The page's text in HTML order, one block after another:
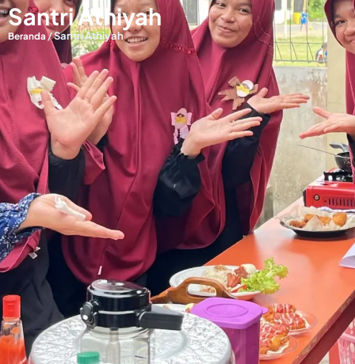
Santri Athiyah
Beranda/Santri Athiyah